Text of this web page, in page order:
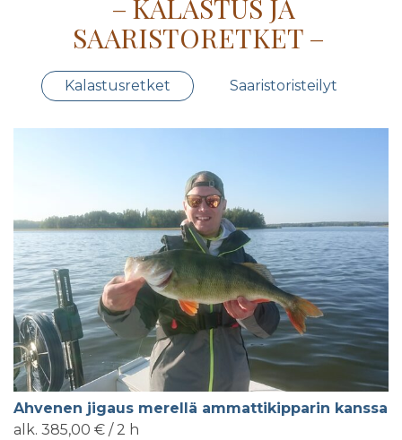
KALASTUS JA
SAARISTORETKET
Kalastusretket Saaristoristeilyt
Ahvenen jigaus merellä ammattikipparin kanssa
alk. 385,00 € / 2 h